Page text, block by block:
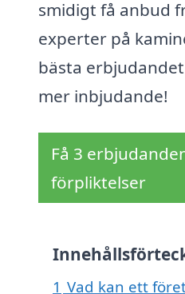
smidigt få anbud
experter på
bästa
mer inbjudande!
Få 3
förpliktelser
1 Vad kan ett